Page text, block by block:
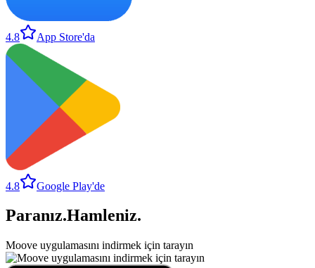
4.8 App Store'da
4.8 Google Play'de
Paranız.Hamleniz.
Moove uygulamasını indirmek için tarayın